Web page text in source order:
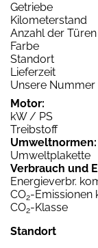
Getriebe
Kilometerstand
Anzahl der Türen
Farbe
Standort
Lieferzeit
Unsere Nummer
Motor:
kW / PS
Treibstoff
Umweltnormen:
Umweltplakette
Verbrauch und
Energieverbr.
CO2-Emissionen
CO2-Klasse
Standort